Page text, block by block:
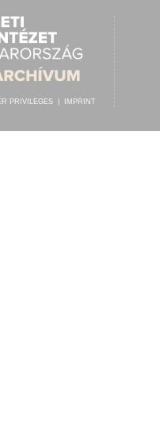
PRIVILEGES IMPRINT